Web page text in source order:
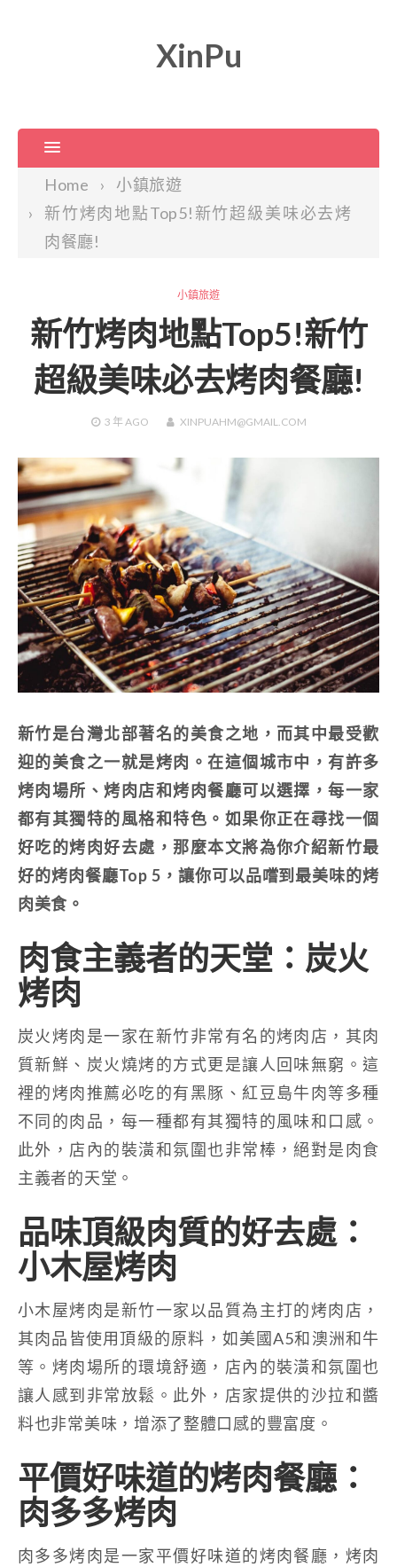
XinPu
Home
小鎮旅遊
新竹烤肉地點Top5!新竹超級美味必去烤
肉餐廳!
小鎮旅遊
新竹烤肉地點Top5!新竹
超級美味必去烤肉餐廳!
3 年AGO XINPUAHM@GMAIL.COM
新竹是台灣北部著名的美食之地，而其中最受歡
迎的美食之一就是烤肉。在這個城市中，有許多
烤肉場所、烤肉店和烤肉餐廳可以選擇，每一家
都有其獨特的風格和特色。如果你正在尋找一個
好吃的烤肉好去處，那麼本文將為你介紹新竹最
好的烤肉餐廳Top 5，讓你可以品嚐到最美味的烤
肉美食。
肉食主義者的天堂：炭火
烤肉
炭火烤肉是一家在新竹非常有名的烤肉店，其肉
質新鮮、炭火燒烤的方式更是讓人回味無窮。這
裡的烤肉推薦必吃的有黑豚、紅豆島牛肉等多種
不同的肉品，每一種都有其獨特的風味和口感。
此外，店內的裝潢和氛圍也非常棒，絕對是肉食
主義者的天堂。
品味頂級肉質的好去處：
小木屋烤肉
小木屋烤肉是新竹一家以品質為主打的烤肉店，
其肉品皆使用頂級的原料，如美國A5和澳洲和牛
等。烤肉場所的環境舒適，店內的裝潢和氛圍也
讓人感到非常放鬆。此外，店家提供的沙拉和醬
料也非常美味，增添了整體口感的豐富度。
平價好味道的烤肉餐廳：
肉多多烤肉
肉多多烤肉是一家平價好味道的烤肉餐廳，烤肉